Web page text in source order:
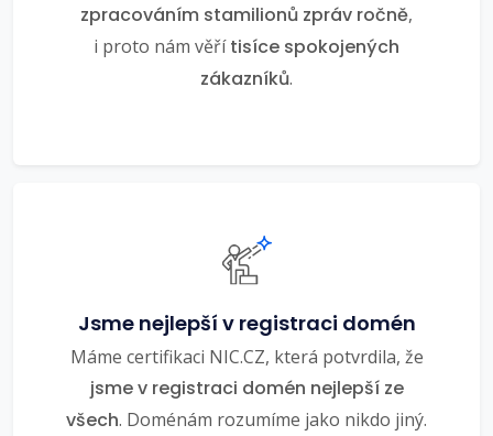
zpracováním stamilionů zpráv ročně,
i proto nám věřítisíce spokojených
zákazníků.
Jsme nejlepší v registraci domén
Máme certifikaci NIC.CZ, která potvrdila, že
jsme v registraci domén nejlepší ze
všech. Doménám rozumíme jako nikdo jiný.